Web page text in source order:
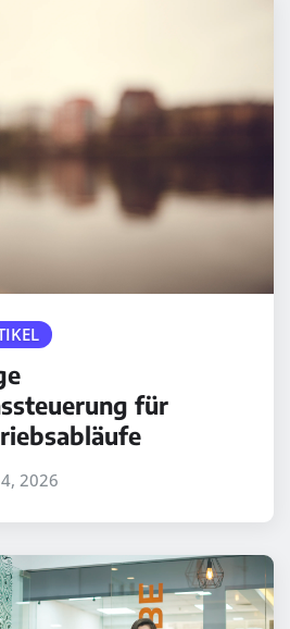
für
2026